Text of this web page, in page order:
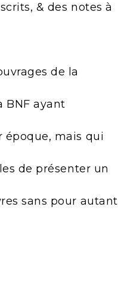
& des notes à
de la
BNF ayant
époque, mais qui
de présenter un
sans pour autant